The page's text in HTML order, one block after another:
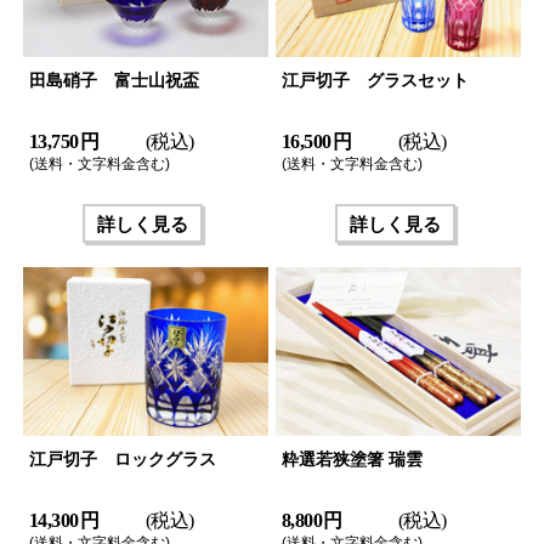
田島硝子 富士山祝盃
13,750 円 (税込)
(送料・文字料金含む)
詳しく見る
江戸切子 グラスセット
16,500 円 (税込)
(送料・文字料金含む)
詳しく見る
江戸切子 ロックグラス
14,300 円 (税込)
粋選若狭塗箸 瑞雲
8,800 円 (税込)